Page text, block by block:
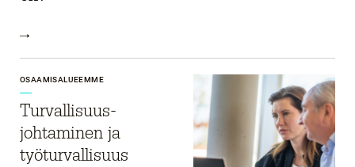
OSAAMISALUEEMME
Turvallisuus­
johtaminen ja
työturvallisuus